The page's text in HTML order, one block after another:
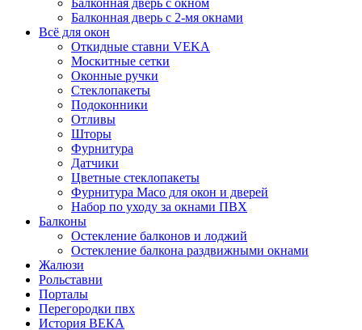
Балконная дверь с окном
Балконная дверь с 2-мя окнами
Всё для окон
Откидные ставни VEKA
Москитные сетки
Оконные ручки
Стеклопакеты
Подоконники
Отливы
Шторы
Фурнитура
Датчики
Цветные стеклопакеты
Фурнитура Maco для окон и дверей
Набор по уходу за окнами ПВХ
Балконы
Остекление балконов и лоджий
Остекление балкона раздвижными окнами
Жалюзи
Рольставни
Порталы
Перегородки пвх
История ВЕКА